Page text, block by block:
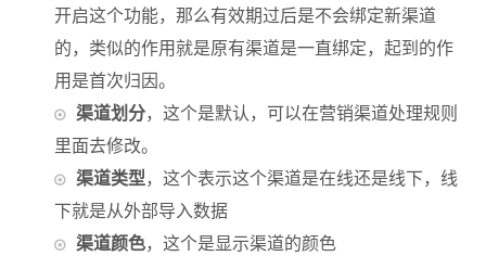
开启这个功能，那么有效期过后是不会绑定新渠道
的，类似的作用就是原有渠道是一直绑定，起到的作
用是首次归因。
渠道划分，这个是默认，可以在营销渠道处理规则
里面去修改。
渠道类型，这个表示这个渠道是在线还是线下，线
下就是从外部导入数据
渠道颜色，这个是显示渠道的颜色